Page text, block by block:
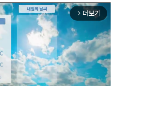
arrow_forward_ios 더보기